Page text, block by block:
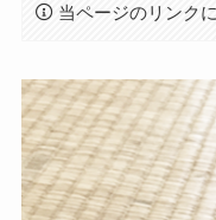
当ページのリンク